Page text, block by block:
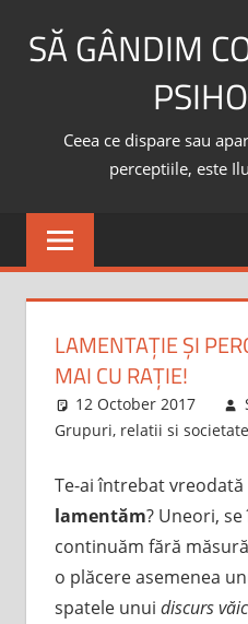
SĂ GÂNDIM
Ceea ce dispare sau
perceptiile, este
LAMENTAȚIE ȘI
MAI CU RAȚIE!
12 October 2017
Grupuri, relatii si societate
Te-ai întrebat vreodată
lamentăm? Uneori,
continuăm fără
o plăcere asemenea
spatele unui discurs